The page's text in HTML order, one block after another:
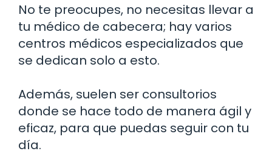
No te preocupes, no necesitas llevar a
tu médico de cabecera; hay varios
centros médicos especializados que
se dedican solo a esto.
Además, suelen ser consultorios
donde se hace todo de manera ágil y
eficaz, para que puedas seguir con tu
día.